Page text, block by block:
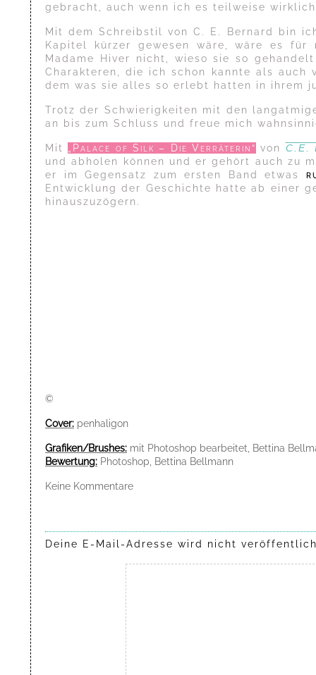
gebracht, auch wenn ich es teilweise
Mit dem Schreibstil von C. E. Bernard bin
Kapitel kürzer gewesen wäre, wäre es
Madame Hiver nicht, wieso sie so
Charakteren, die ich schon kannte als
dem was sie alles so erlebt hatten in ihrem
Trotz der Schwierigkeiten mit den
an bis zum Schluss und freue mich
Mit „Palace of Silk – Die Verräterin“ von C.E.
und abholen können und er gehört auch zu
er im Gegensatz zum ersten Band etwas
Entwicklung der Geschichte hatte ab einer
hinauszuzögern.
©
Cover: penhaligon
Grafiken/Brushes: mit Photoshop bearbeitet, Bettina
Bewertung: Photoshop, Bettina Bellmann
Keine Kommentare
Deine E-Mail-Adresse wird nicht